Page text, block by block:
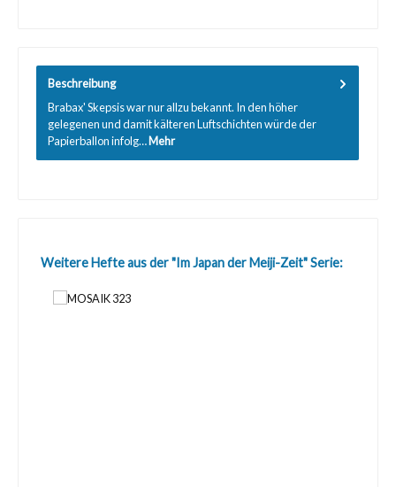
Beschreibung
Brabax' Skepsis war nur allzu bekannt. In den höher
gelegenen und damit kälteren Luftschichten würde der
Papierballon infolg…Mehr
Produktgalerie überspringen
Weitere Hefte aus der "Im Japan der Meiji-Zeit" Serie: